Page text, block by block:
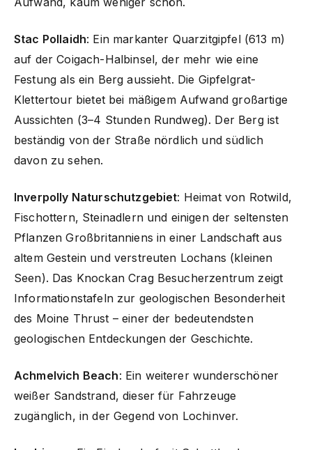
Stac Pollaidh: Ein markanter Quarzitgipfel (613 m)
auf der Coigach-Halbinsel, der mehr wie eine
Festung als ein Berg aussieht. Die Gipfelgrat-
Klettertour bietet bei mäßigem Aufwand großartige
Aussichten (3–4 Stunden Rundweg). Der Berg ist
beständig von der Straße nördlich und südlich
davon zu sehen.
Inverpolly Naturschutzgebiet: Heimat von Rotwild,
Fischottern, Steinadlern und einigen der seltensten
Pflanzen Großbritanniens in einer Landschaft aus
altem Gestein und verstreuten Lochans (kleinen
Seen). Das Knockan Crag Besucherzentrum zeigt
Informationstafeln zur geologischen Besonderheit
des Moine Thrust – einer der bedeutendsten
geologischen Entdeckungen der Geschichte.
Achmelvich Beach: Ein weiterer wunderschöner
weißer Sandstrand, dieser für Fahrzeuge
zugänglich, in der Gegend von Lochinver.